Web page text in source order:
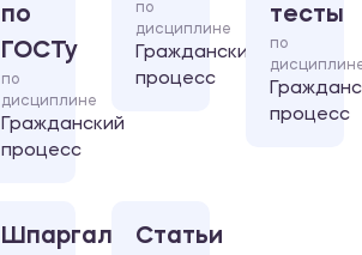
по
ГОСТу
по
дисциплине
Гражданский
процесс
по
дисциплине
Гражданский
процесс
тесты
по
процесс
ШпаргалкаСтатьи